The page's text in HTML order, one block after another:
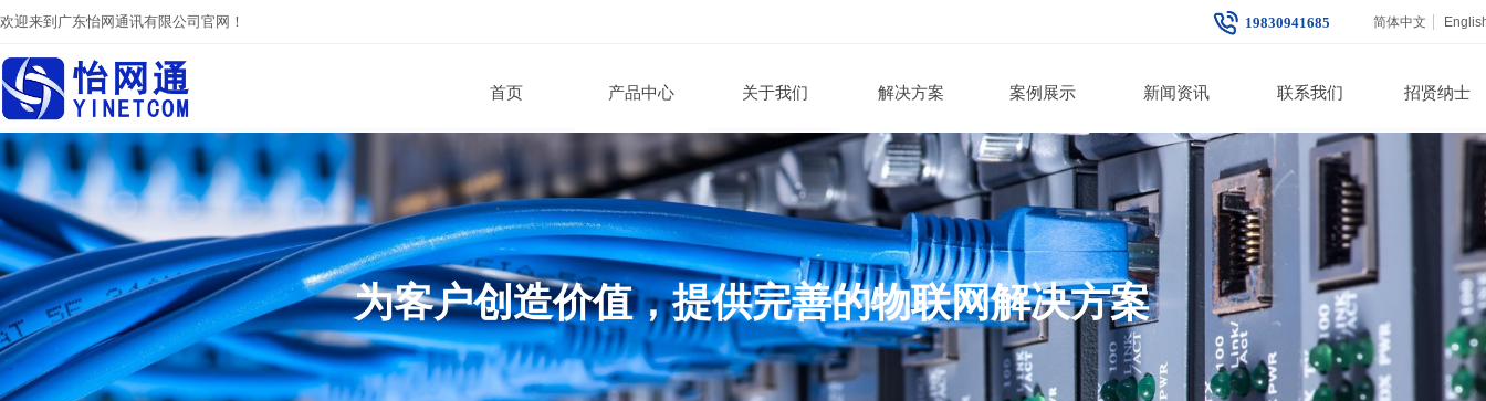
欢迎来到广东怡网通讯有限公司官网！ 简体中文
19830941685
新闻资讯
案例展示 联系我们
产品中心
首页 关于我们 招贤纳士
解决方案
为客户创造价值，提供完善的物联网解决方案